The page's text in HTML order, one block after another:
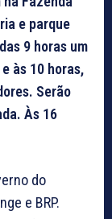
e parque
9 horas um
às 10 horas,
Serão
Às 16
do
e BRP.